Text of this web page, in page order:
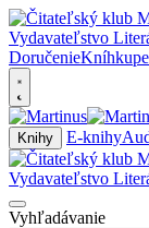
Doručenie
Knihy E-knihy
Vyhľadávanie